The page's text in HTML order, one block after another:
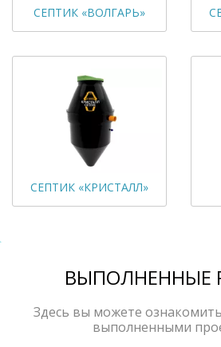
СЕПТИК «ВОЛГАРЬ»
СЕПТИК «КРИСТАЛЛ»
ВЫПОЛНЕННЫЕ
Здесь вы можете
выполненными